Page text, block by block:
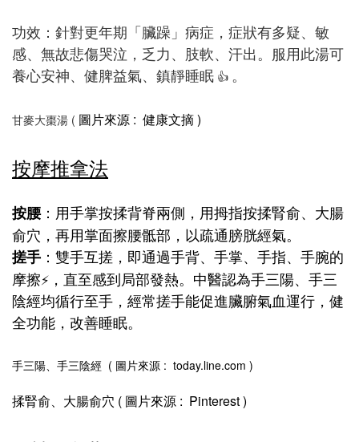
功效：針對更年期「臟躁」病症，症狀有多疑、敏
感、無故悲傷哭泣，乏力、肢軟、汗出。服用此湯可
養心安神、健脾益氣、鎮靜睡眠 👍 。
甘麥大棗湯 ( 圖片來源 : 健康文摘 )
按摩推拿法
按腰：用手掌按揉背脊兩側，用拇指按揉腎俞、大腸
俞穴，再用掌面擦腰骶部，以疏通膀胱經氣。
搓手 ：雙手互搓，即通過手背、手掌、手指、手腕的
摩擦⚡️ ，直至感到局部發熱。中醫認為手三陽、手三
陰經均循行至手，經常搓手能促進臟腑氣血運行，健
全功能，改善睡眠。
手三陽、手三陰經 ( 圖片來源 : today.line.com )
揉腎俞、大腸俞穴 ( 圖片來源 : Pinterest )